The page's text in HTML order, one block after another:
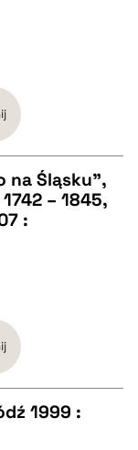
na Śląsku”,
– 1845,
:
1999 :